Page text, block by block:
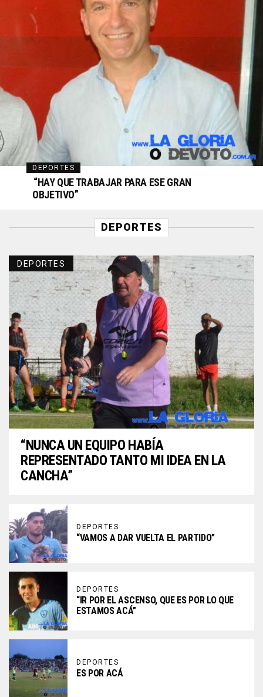
DEPORTES
“HAY QUE TRABAJAR PARA ESE GRAN
OBJETIVO”
DEPORTES
DEPORTES
“NUNCA UN EQUIPO HABÍA
REPRESENTADO TANTO MI IDEA EN LA
CANCHA”
DEPORTES
“VAMOS A DAR VUELTA EL PARTIDO”
DEPORTES
“IR POR EL ASCENSO, QUE ES POR LO QUE
ESTAMOS ACÁ”
DEPORTES
ES POR ACÁ